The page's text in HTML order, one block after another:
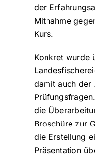
der
Mitnahme
Kurs.
Konkret wurde
damit auch der
die
Broschüre zur
die Erstellung
Präsentation